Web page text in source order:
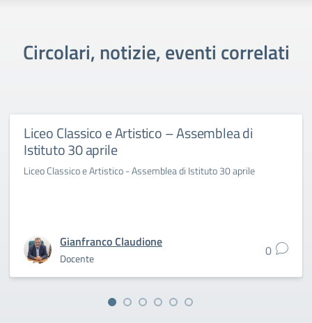
Circolari, notizie, eventi correlati
Liceo Classico e Artistico – Assemblea di
Istituto 30 aprile
Liceo Classico e Artistico - Assemblea di Istituto 30 aprile
Gianfranco Claudione
Docente 0